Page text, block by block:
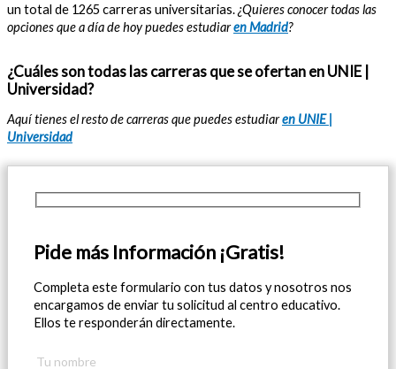
un total de 1265 carreras universitarias.¿Quieres conocer todas las
opciones que a día de hoy puedes estudiaren Madrid?
¿Cuáles son todas las carreras que se ofertan en UNIE |
Universidad?
Aquí tienes el resto de carreras que puedes estudiaren UNIE |
Universidad
Pide más Información ¡Gratis!
Completa este formulario con tus datos y nosotros nos
encargamos de enviar tu solicitud al centro educativo.
Ellos te responderán directamente.